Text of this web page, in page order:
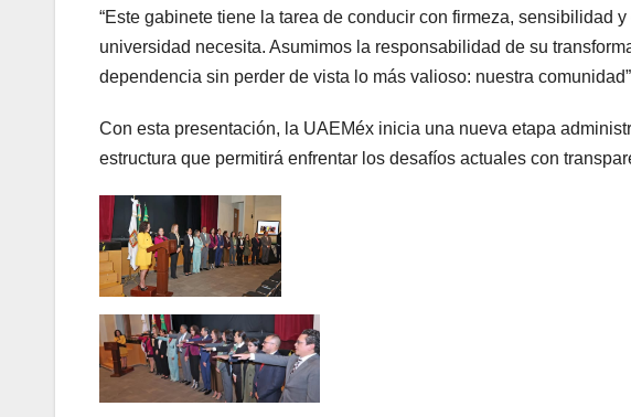
“Este gabinete tiene la tarea de conducir con firmeza, sensibilidad
universidad necesita. Asumimos la responsabilidad de su
dependencia sin perder de vista lo más valioso: nuestra
Con esta presentación, la UAEMéx inicia una nueva etapa
estructura que permitirá enfrentar los desafíos actuales con